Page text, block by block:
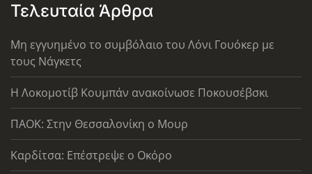
Τελευταία Άρθρα
Μη εγγυημένο το συμβόλαιο του Λόνι Γουόκερ με
τους Νάγκετς
Η Λοκομοτίβ Κουμπάν ανακοίνωσε Ποκουσέβσκι
ΠΑΟΚ: Στην Θεσσαλονίκη ο Μουρ
Καρδίτσα: Επέστρεψε ο Οκόρο